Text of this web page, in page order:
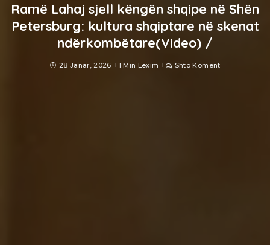
Ramë Lahaj sjell këngën shqipe në Shën
Petersburg: kultura shqiptare në skenat
ndërkombëtare(Video) /
28 Janar, 2026 1 Min Lexim Shto Koment